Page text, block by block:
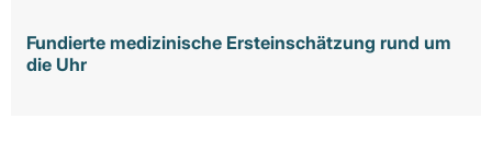
Fundierte medizinische Ersteinschätzung rund um
die Uhr